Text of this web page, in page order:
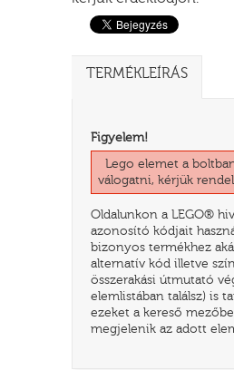
TERMÉKLEÍRÁS
Figyelem!
Lego elemet a
válogatni, kérjük
Oldalunkon a LEGO®
azonosító kódjait
bizonyos termékhez
alternatív kód illetve
összerakási útmutató
elemlistában találsz) is
ezeket a kereső
megjelenik az adott